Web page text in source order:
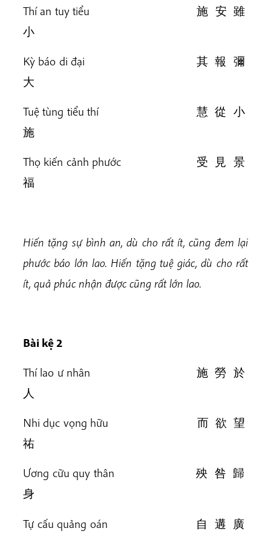
Thí an tuy tiểu 施 安 雖
小
Kỳ báo di đại 其 報 彌
大
Tuệ tùng tiểu thí 慧 從 小
施
Thọ kiến cảnh phước 受 見 景
福
Hiến tặng sự bình an, dù cho rất ít, cũng đem lại
phước báo lớn lao. Hiến tặng tuệ giác, dù cho rất
ít, quả phúc nhận được cũng rất lớn lao.
Bài kệ 2
Thí lao ư nhân 施 勞 於
人
Nhi dục vọng hữu 而 欲 望
祐
Ương cữu quy thân 殃 咎 歸
身
Tự cấu quảng oán 自 遘 廣